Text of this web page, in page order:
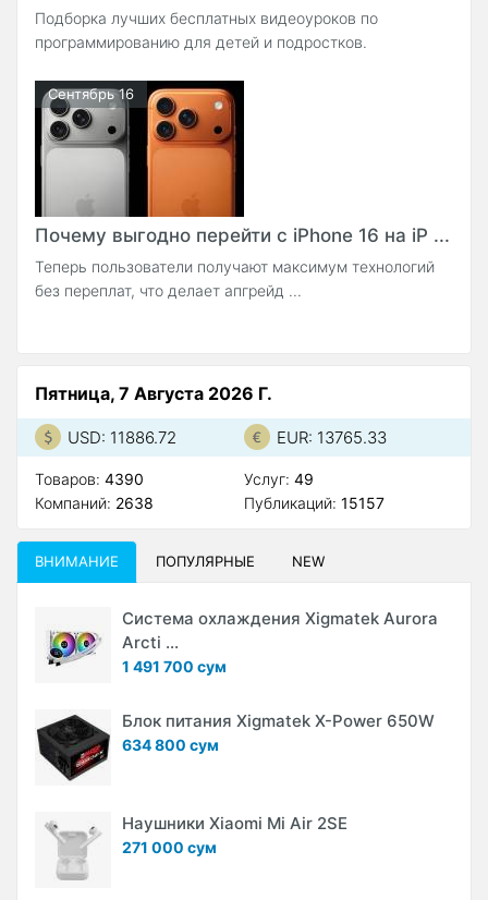
Подборка лучших бесплатных видеоуроков по
программированию для детей и подростков.
Сентябрь 16
Почему выгодно перейти с iPhone 16 на iP ...
Теперь пользователи получают максимум технологий
без переплат, что делает апгрейд ...
Пятница, 7 Августа 2026 Г.
USD: 11886.72 EUR: 13765.33
Товаров: 4390
Компаний: 2638
Услуг: 49
Публикаций: 15157
ВНИМАНИЕ ПОПУЛЯРНЫЕ NEW
Система охлаждения Xigmatek Aurora
Arcti ...
1 491 700 сум
Блок питания Xigmatek X-Power 650W
634 800 сум
Наушники Xiaomi Mi Air 2SE
271 000 сум